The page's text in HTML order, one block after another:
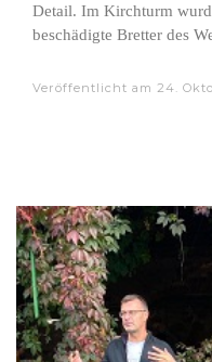
Detail. Im Kirchturm
beschädigte Bretter des
Veröffentlicht am 24.